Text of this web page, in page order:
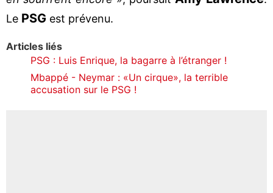
Le PSG est prévenu.
Articles liés
PSG : Luis Enrique, la bagarre à l’étranger !
Mbappé - Neymar : «Un cirque», la terrible
accusation sur le PSG !